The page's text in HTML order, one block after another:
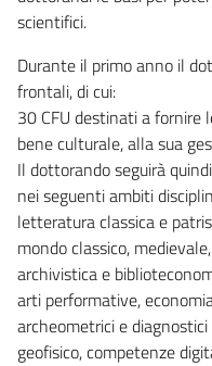
scientifici.
Durante il primo anno il
frontali, di cui:
30 CFU destinati a fornire
bene culturale, alla sua
Il dottorando seguirà
nei seguenti ambiti
letteratura classica e
mondo classico,
archivistica e
arti performative,
archeometrici e
geofisico, competenze